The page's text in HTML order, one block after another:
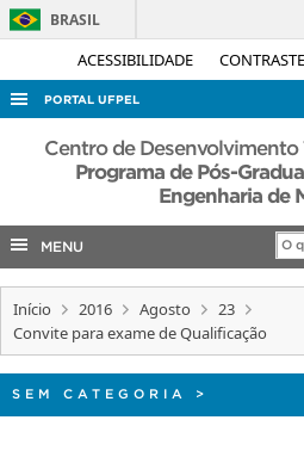
ACESSIBILIDADE CONTRASTE
BRASIL
PORTAL UFPEL
ACESSO À INFORMAÇÃO
AUDITORIA
EDITAIS
INTERNACIONAL
Centro de Desenvolvimento
Programa de Pós-
Engenharia de
MENU
Início 2016 Agosto
23
Convite para exame de Qualificação
SEM CATEGORIA >